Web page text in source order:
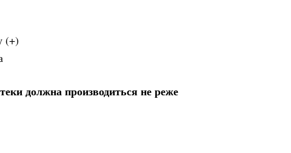
(+)
должна производиться не реже